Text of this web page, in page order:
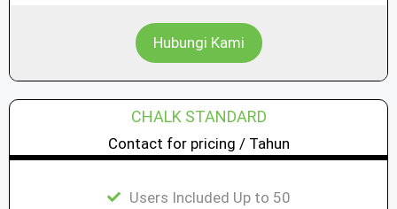
Hubungi Kami
CHALK STANDARD
Contact for pricing / Tahun
Users Included Up to 50